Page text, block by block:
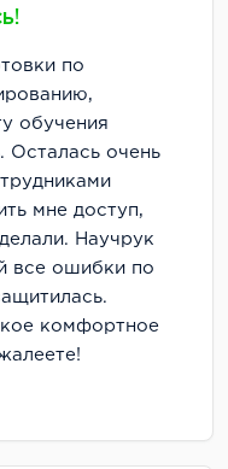
по
обучения
Осталась очень
мне доступ,
Научрук
все ошибки по
комфортное